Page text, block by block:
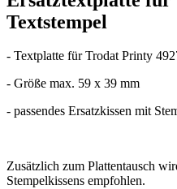
Textstempel
- Textplatte für Trodat Printy
- Größe max. 59 x 39 mm
- passendes Ersatzkissen mit
Zusätzlich zum Plattentausch
Stempelkissens empfohlen.